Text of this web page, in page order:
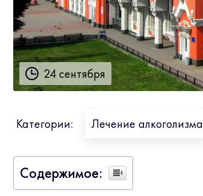
24 сентября
Категории: Лечение алкоголизма
Содержимое: